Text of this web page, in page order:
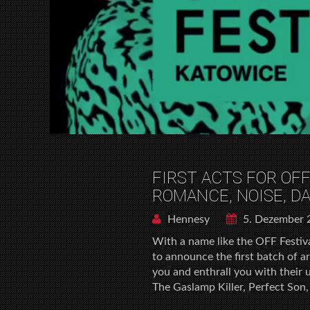
FIRST ACTS FOR
ROMANCE, NOISE,
Hennesy
5. Dezember
With a name like the OFF
to announce the first batch of
you and enthrall you with their
The Gaslamp Killer, Perfect